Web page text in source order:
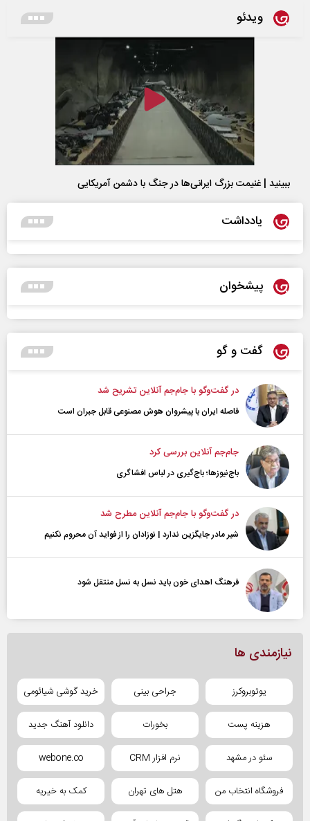
ویدئو
ببینید | غنیمت بزرگ ایرانی‌ها در جنگ با دشمن آمریکایی
یادداشت
پیشخوان
گفت و گو
در گفت‌و‌گو با جام‌جم آنلاین تشریح شد
فاصله ایران با پیشرو‌ان هوش مصنوعی قابل جبران است
جام‌جم آنلاین بررسی کرد
باج‌نیوزها؛ باج‌گیری در لباس افشاگری
در گفت‌و‌گو با جام‌جم آنلاین مطرح شد
شیر مادر جایگزین ندارد | نوزادان را از فواید آن محروم نکنیم
فرهنگ اهدای خون باید نسل به نسل منتقل شود
نیازمندی ها
یوتوبروکرز جراحی بینی خرید گوشی شیائومی
هزینه پست بخورات دانلود آهنگ جدید
سئو در مشهد نرم افزار CRM webone.co
فروشگاه انتخاب من هتل های تهران کمک به خیریه